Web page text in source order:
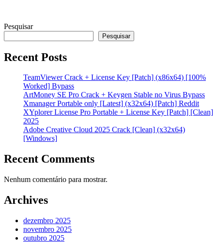
Pesquisar
Pesquisar
Recent Posts
TeamViewer Crack + License Key [Patch] (x86x64) [100%
Worked] Bypass
ArtMoney SE Pro Crack + Keygen Stable no Virus Bypass
Xmanager Portable only [Latest] (x32x64) [Patch] Reddit
XYplorer License Pro Portable + License Key [Patch] [Clean]
2025
Adobe Creative Cloud 2025 Crack [Clean] (x32x64)
[Windows]
Recent Comments
Nenhum comentário para mostrar.
Archives
dezembro 2025
novembro 2025
outubro 2025